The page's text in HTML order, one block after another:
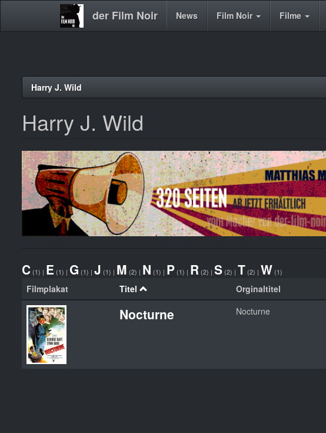
der Film Noir
Main News Film Noir Filme
Harry J. Wild
Harry J. Wild
C (1) | E (1) | G (1) | J (1) | M (2) | N (1) | P (1) | R (2) | S (2) | T (2) | W (1)
Filmplakat Titel Orginaltitel
Nocturne Nocturne